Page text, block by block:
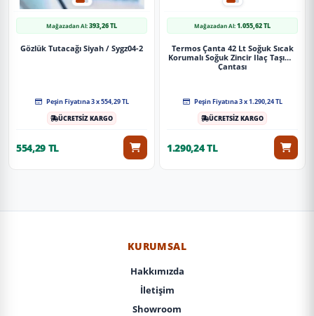
Mağazadan Al:393,26 TL
Gözlük Tutacağı Siyah / Sygz04-2
Peşin Fiyatına 3 x 554,29 TL
ÜCRETSİZ KARGO
554,29 TL
Mağazadan Al:1.055,62 TL
Termos Çanta 42 Lt Soğuk Sıcak
Korumalı Soğuk Zincir Ilaç Taşıma
Çantası
Peşin Fiyatına 3 x 1.290,24 TL
ÜCRETSİZ KARGO
1.290,24 TL
KURUMSAL
Hakkımızda
İletişim
Showroom